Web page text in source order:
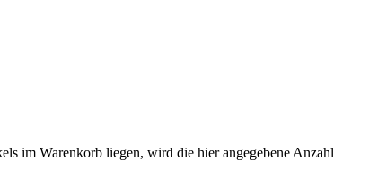
im Warenkorb liegen, wird die hier angegebene Anzahl